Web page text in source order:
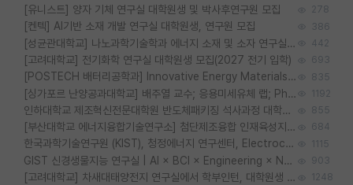
[유니스트] 양자 기체 연구실 대학원생 및 박사후연구원 모집 278
[켄텍] AI기반 소재 개발 연구실 대학원생, 연구원 모집 386
[성균관대학교] 나노과학기술학과 에너지 소재 및 소자 연구실 대학원생 모집 442
[고려대학교] 전기화학 연구실 대학원생 모집(2027 전기 입학) 693
[POSTECH 배터리공학과] Innovative Energy Materials Lab 대학원생 모집 (특성화대학원) 835
[싱가포르 난양공과대학교] 배주열 교수; 응용미세유체 랩; PhD/Postdoc/Visiting 모집 1192
인하대학교 제조혁신전문대학원 반도체패키징 석사과정 대학원생 모집 855
[부산대학교 에너지융합기술연구소] 첨단제조융합 인재육성지원 박사후연구원 채용 (이진홍 교수님 연구실) 684
한국과학기술연구원 (KIST), 청정에너지 연구센터, Electrochemical Materials and Devices (Emd) Lab에서 학생을 모집합니다. (연,고대) 1115
GIST 신경생물지능 연구실 | AI × BCI × Engineering × Neuroscience 이노코어 Post-doc 모집 903
[고려대학교] 차새대태양전지 연구실에서 학부인턴, 대학원생 및 Post.Doc.을 모집합니다. 1248